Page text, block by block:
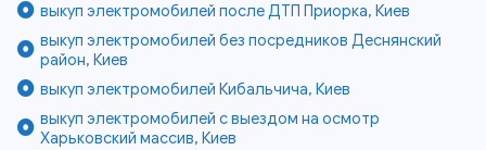
выкуп электромобилей после ДТП Приорка, Киев
выкуп электромобилей без посредников Деснянский
район, Киев
выкуп электромобилей Кибальчича, Киев
выкуп электромобилей с выездом на осмотр
Харьковский массив, Киев